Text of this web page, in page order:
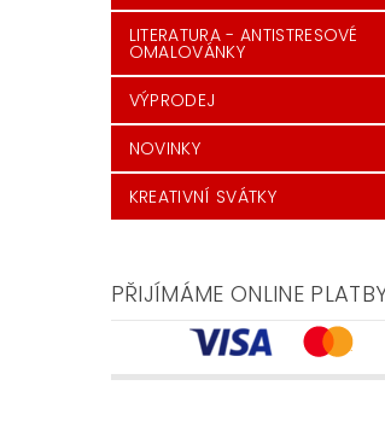
LITERATURA - ANTISTRESOVÉ
OMALOVÁNKY
VÝPRODEJ
NOVINKY
KREATIVNÍ SVÁTKY
PŘIJÍMÁME ONLINE